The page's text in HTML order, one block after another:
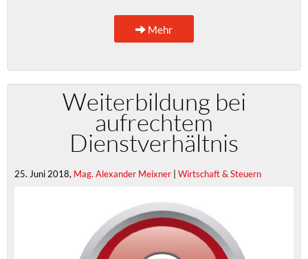
Mehr
Weiterbildung bei
aufrechtem
Dienstverhältnis
25. Juni 2018, Mag. Alexander Meixner | Wirtschaft & Steuern